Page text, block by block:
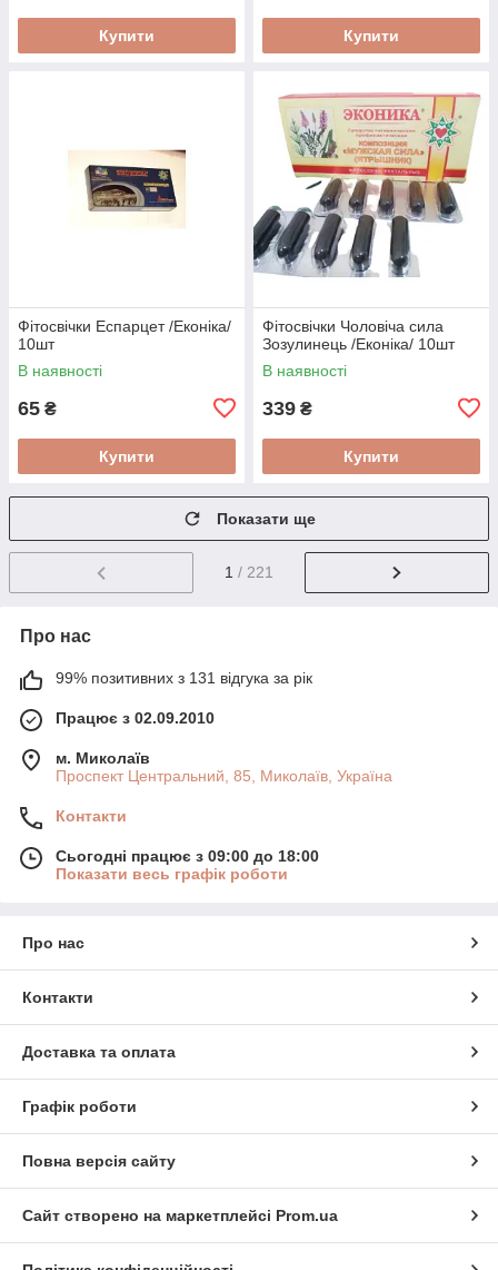
Купити Купити
Фітосвічки Еспарцет /Еконіка/
10шт
В наявності
65 ₴
Купити
Фітосвічки Чоловіча сила
Зозулинець /Еконіка/ 10шт
В наявності
339 ₴
Купити
Показати ще
1 / 221
Про нас
99% позитивних з 131 відгука за рік
Працює з 02.09.2010
м. Миколаїв
Проспект Центральний, 85, Миколаїв, Україна
Контакти
Сьогодні працює з 09:00 до 18:00
Показати весь графік роботи
Про нас
Контакти
Доставка та оплата
Графік роботи
Повна версія сайту
Сайт створено на маркетплейсі Prom.ua